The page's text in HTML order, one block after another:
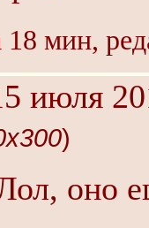
18 мин,
июля
)
оно